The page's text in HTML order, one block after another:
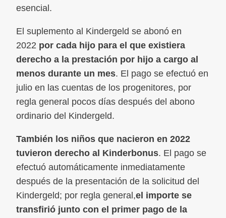
esencial.
El suplemento al Kindergeld se abonó en
2022 por cada hijo para el que existiera
derecho a la prestación por hijo a cargo al
menos durante un mes. El pago se efectuó en
julio en las cuentas de los progenitores, por
regla general pocos días después del abono
ordinario del Kindergeld.
También los niños que nacieron en 2022
tuvieron derecho al Kinderbonus. El pago se
efectuó automáticamente inmediatamente
después de la presentación de la solicitud del
Kindergeld; por regla general,el importe se
transfirió junto con el primer pago de la